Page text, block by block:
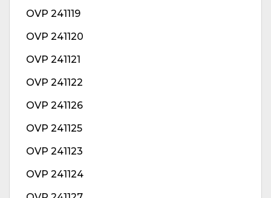
OVP 241119
OVP 241120
OVP 241121
OVP 241122
OVP 241126
OVP 241125
OVP 241123
OVP 241124